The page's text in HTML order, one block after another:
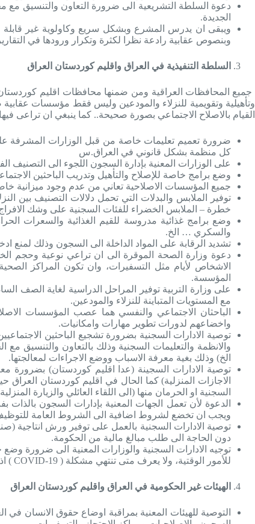
دعوة السلطة التشريعية الى ضرورة التعاون والتنسيق مع
الجديدة.
ويبقى ان يدرس المشرع وبشكل سريع وكاولوية غير قابلة
وبنصوص عقابية رادعة نظرا لكثرة وتكرار ورودها في
السلطة التنفيذية في العراق واقليم كوردستان العراق
جمیع المحافظات العراقية ومن ضمنها محافظات اقليم
وتأهيلية وتقويمية للنزلاء والمودعين وليس فقط مؤسسات
القيام بالاصلاح الاجتماعي بصورة صحيحة.. كما ينبغي ان تراعى فيها
ضرورة تعميم تعليمات خاصة من قبل الوزارات المشرفة
كل منظمة بشكل قانوني في العراق.س
على الوزارات المعنية بإدارة السجون اللجوء الى التصنيف
وضع برامج خاصة للإصلاح والتأهيل وتدريب الباحثين
جميع المؤسسات الاصلاحية تعاني من عدم وجود ميزانية
توفير الملابس والبدلات التي تحمل دلالات التصنيف بين
خطرة – الملابس الخضراء للفئات السجنية على وشك
وضع برامج غذائية مدروسة للقيم الغذائية والسعرات
والسكري … الخ.
تشديد الرقابة على المواد الداخلة الى السجون وذلك لمنع
دعوة وزارة الصحة الموقرة الى ان تراعي نوعية وحجم
الاشخاص لأيام مثل التسفيرات، وان تكون المراكز
المؤسسة.
على وزارة التربية توفير المراحل الدراسية لغاية الصف
مع المستويات المتباينة للنزلاء والمودعين.
الباحثان الاجتماعي والنفسي هما عصب المؤسسات
واخضاعهم لدورات تطوير مهارات وامكانيات.
توصية الادارات السجنية بضرورة تشجيع الباحثين
والانظمة والتعليمات السجنية وذلك بالتعاون والتنسيق
الخ) وذلك بغية معرفة الاسباب ووضع الاجراءات لمعالجتها.
توصية الادارات السجينة (عدا اقليم كوردستان) بضرورة
الاجازات المنزلية) كما الحال في اقليم كوردستان
السجنية او الحرمان منها (الى اللقاء العائلي والزيارة
الدعوة لأن تعمل الجهات المعنية بإدارات السجون
ويجب ان تخضع لشروط اضافية الى الشروط العامة
توصية الادارات السجنية بالعمل على توفير ورش انتاجية
دون الحاجة الى طلب مبالغ مالية من الحكومة.
توجيه الادارات السجنية والوزارات المعنية الى ضرورة
للأمور الوقتية، ولا يعرف متى تنتهي مشكلة ( COVID-19 ) اذ ليس من المعقول ان يبقى النزيل والمودع دون التواصل مع عائلته لأشهر لا يعرف عددها.
الهيئات غير الحكومية في العراق واقليم كوردستان العراق
التوصية للهيئات المعنية بمراقبة اوضاع حقوق الانسان